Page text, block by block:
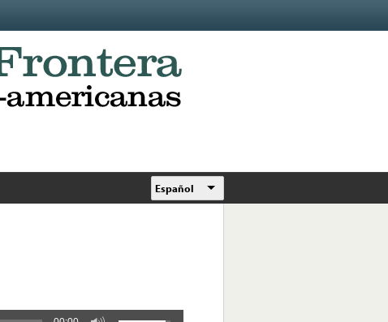
Español